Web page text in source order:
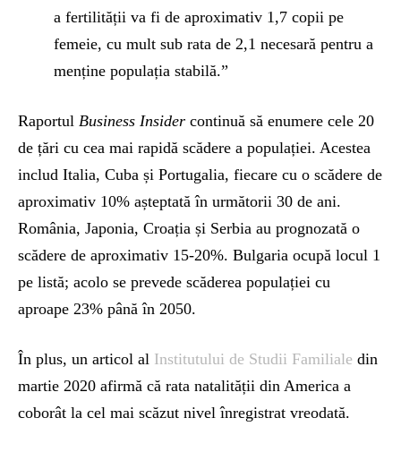
a fertilității va fi de aproximativ 1,7 copii pe
femeie, cu mult sub rata de 2,1 necesară pentru a
menține populația stabilă.”
Raportul Business Insider continuă să enumere cele 20
de țări cu cea mai rapidă scădere a populației. Acestea
includ Italia, Cuba și Portugalia, fiecare cu o scădere de
aproximativ 10% așteptată în următorii 30 de ani.
România, Japonia, Croația și Serbia au prognozată o
scădere de aproximativ 15-20%. Bulgaria ocupă locul 1
pe listă; acolo se prevede scăderea populației cu
aproape 23% până în 2050.
În plus, un articol al Institutului de Studii Familiale din
martie 2020 afirmă că rata natalității din America a
coborât la cel mai scăzut nivel înregistrat vreodată.